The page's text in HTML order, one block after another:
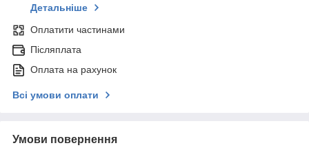
Детальніше
Оплатити частинами
Післяплата
Оплата на рахунок
Всі умови оплати
Умови повернення